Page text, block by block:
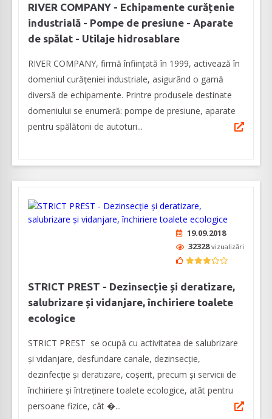
RIVER COMPANY - Echipamente curățenie
industrială - Pompe de presiune - Aparate
de spălat - Utilaje hidrosablare
RIVER COMPANY, firmă înființată în 1999, activează în
domeniul curățeniei industriale, asigurând o gamă
diversă de echipamente. Printre produsele destinate
domeniului se enumeră: pompe de presiune, aparate
pentru spălătorii de autoturi...
19.09.2018
32328vizualizări
STRICT PREST - Dezinsecție și deratizare,
salubrizare și vidanjare, închiriere toalete
ecologice
STRICT PREST se ocupă cu activitatea de salubrizare
și vidanjare, desfundare canale, dezinsecție,
dezinfecție și deratizare, coșerit, precum și servicii de
închiriere și întreținere toalete ecologice, atât pentru
persoane fizice, cât �...